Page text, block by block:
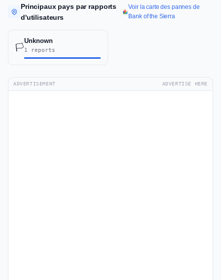
Principaux pays par rapports
d'utilisateurs
Voir la carte des pannes de
Bank of the Sierra
🏳️
Unknown
1 reports
ADVERTISEMENT ADVERTISE HERE